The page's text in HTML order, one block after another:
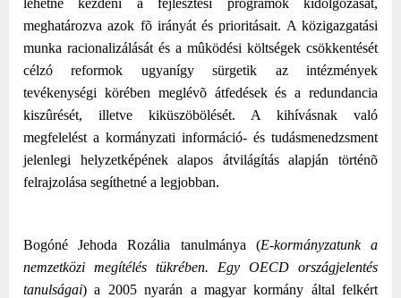
lehetne kezdeni a fejlesztési programok kidolgozását,
meghatározva azok fõ irányát és prioritásait. A közigazgatási
munka racionalizálását és a mûködési költségek csökkentését
célzó reformok ugyanígy sürgetik az intézmények
tevékenységi körében meglévõ átfedések és a redundancia
kiszûrését, illetve kiküszöbölését. A kihívásnak való
megfelelést a kormányzati információ- és tudásmenedzsment
jelenlegi helyzetképének alapos átvilágítás alapján történõ
felrajzolása segíthetné a legjobban.
Bogóné Jehoda Rozália tanulmánya (E-kormányzatunk a
nemzetközi megítélés tükrében. Egy OECD országjelentés
tanulságai) a 2005 nyarán a magyar kormány által felkért